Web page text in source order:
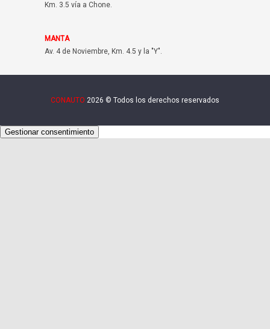
Km. 3.5 vía a Chone.
MANTA
Av. 4 de Noviembre, Km. 4.5 y la "Y".
CONAUTO 2026 © Todos los derechos reservados
Gestionar consentimiento